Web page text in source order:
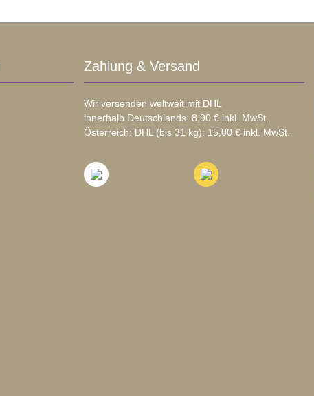
Zahlung & Versand
Wir versenden weltweit mit DHL
innerhalb Deutschlands: 8,90 € inkl. MwSt.
Österreich: DHL (bis 31 kg): 15,00 € inkl. MwSt.